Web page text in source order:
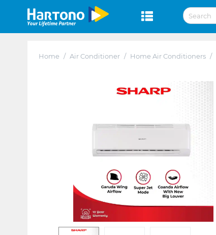
Home / Air Conditioner / Home Air Conditioners /